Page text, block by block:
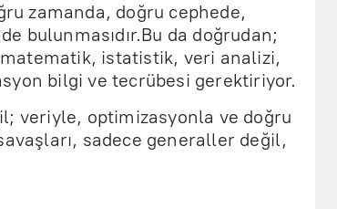
zamanda, doğru cephede,
bulunmasıdır.Bu da doğrudan;
istatistik, veri analizi,
bilgi ve tecrübesi gerektiriyor.
veriyle, optimizasyonla ve doğru
sadece generaller değil,